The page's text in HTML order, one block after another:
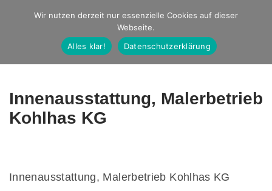
Studio Ernst
Fotografie
Innenausstattung, Malerbetrieb
Kohlhas KG
Innenausstattung, Malerbetrieb Kohlhas KG
Wir nutzen derzeit nur essenzielle Cookies auf dieser
Webseite.
Alles klar!
Datenschutzerklärung